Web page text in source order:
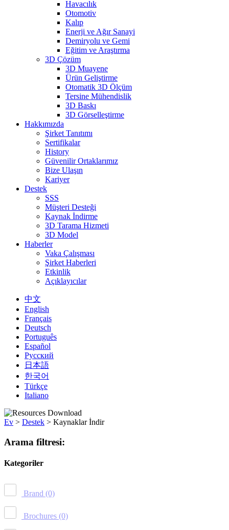
Havacılık
Otomotiv
Kalıp
Enerji ve Ağır Sanayi
Demiryolu ve Gemi
Eğitim ve Araştırma
3D Çözüm
3D Muayene
Ürün Geliştirme
Otomatik 3D Ölçüm
Tersine Mühendislik
3D Baskı
3D Görselleştirme
Hakkımızda
Şirket Tanıtımı
Sertifikalar
History
Güvenilir Ortaklarımız
Bize Ulaşın
Kariyer
Destek
SSS
Müşteri Desteği
Kaynak İndirme
3D Tarama Hizmeti
3D Model
Haberler
Vaka Çalışması
Şirket Haberleri
Etkinlik
Açıklayıcılar
中文
English
Français
Deutsch
Português
Español
Русский
日本語
한국어
Türkçe
Italiano
Ev > Destek > Kaynaklar İndir
Arama filtresi:
Kategoriler
Brand (0)
Brochures (0)